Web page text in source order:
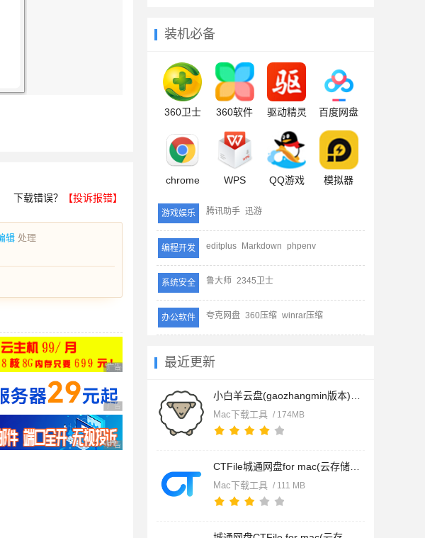
装机必备
360卫士 360软件 驱动精灵 百度网盘
chrome WPS QQ游戏 模拟器
游戏娱乐 腾讯助手 迅游
编程开发 editplus Markdown phpenv
系统安全 鲁大师 2345卫士
办公软件 夸克网盘 360压缩 winrar压缩
最近更新
Mac下载工具 / 174MB
Mac下载工具 / 111 MB
下载错误？ 【投诉报错】
辑 处理
广告 商业广告，理性选择
广告 商业广告，理性选择
广告 商业广告，理性选择